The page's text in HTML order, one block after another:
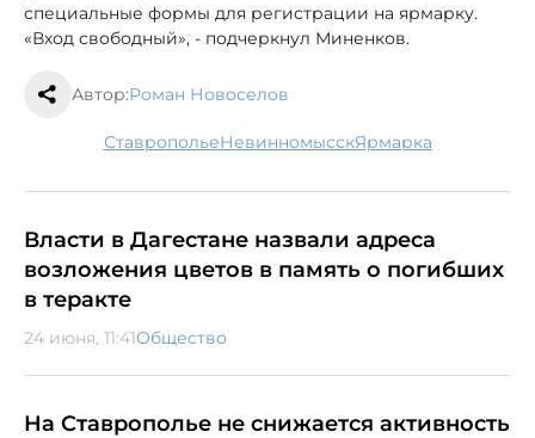
специальные формы для регистрации на ярмарку.
«Вход свободный», - подчеркнул Миненков.
Автор:Роман Новоселов
Ставрополье Невинномысск ярмарка
Власти в Дагестане назвали адреса
возложения цветов в память о погибших
в теракте
24 июня, 11:41Общество
На Ставрополье не снижается активность